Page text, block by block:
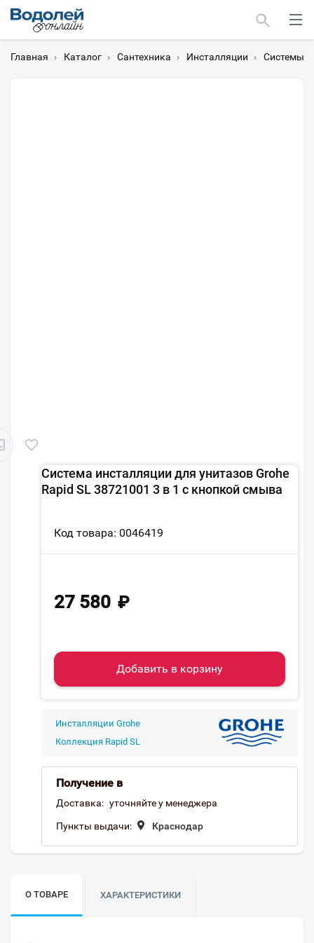
Главная › Каталог › Сантехника › Инсталляции › Системы
Система инсталляции для унитазов Grohe
Rapid SL 38721001 3 в 1 с кнопкой смыва
Код товара: 0046419
27 580 ₽
Добавить в корзину
Инсталляции Grohe
Коллекция Rapid SL
Получение в
Доставка: уточняйте у менеджера
Пункты выдачи: Краснодар
О ТОВАРЕ ХАРАКТЕРИСТИКИ